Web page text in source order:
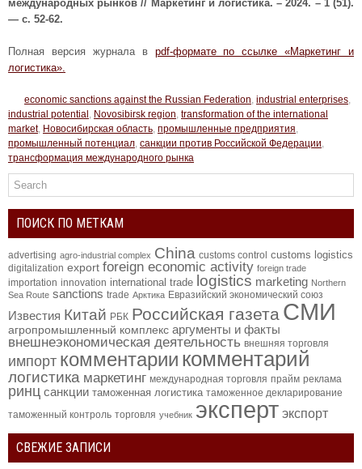
международных рынков// Маркетинг и логистика. – 2024. – 1 (51).
— с. 52-62.
Полная версия журнала в pdf-формате по ссылке «Маркетинг и
логистика».
economic sanctions against the Russian Federation, industrial enterprises,
industrial potential , Novosibirsk region, transformation of the international
market, Новосибирская область, промышленные предприятия,
промышленный потенциал, санкции против Российской Федерации,
трансформация международного рынка
ПОИСК ПО МЕТКАМ
advertising agro-industrial complex China customs control customs logistics
digitalization export foreign economic activity foreign trade
importation innovation international trade logistics marketing Northern
Sea Route sanctions trade Арктика Евразийский экономический союз
Известия Китай РБК Российская газета СМИ
агропромышленный комплекс аргументы и факты
внешнеэкономическая деятельность внешняя торговля
импорт комментарии комментарий
логистика маркетинг международная торговля прайм реклама
ринц санкции таможенная логистика таможенное декларирование
таможенный контроль торговля учебник эксперт экспорт
СВЕЖИЕ ЗАПИСИ